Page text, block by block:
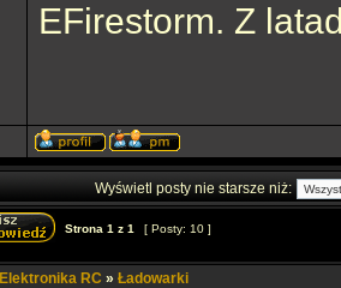
EFirestorm. Z
Wyświetl posty nie starsze niż:
Strona 1 z 1 [ Posty: 10 ]
Elektronika RC » Ładowarki